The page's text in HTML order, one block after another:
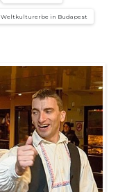
Weltkulturerbe in Budapest